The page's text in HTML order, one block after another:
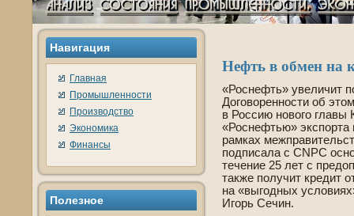
Навигация
Главная
Промышленности
Производство
Экономика
Финансы
Полезнοе
Нефть в обмен на
«Роснефть» уве­личит
Договоренности об
в Россию нового главы
«Роснефтью» экспорта
рамках
подписала с CNPC
течение 25 лет с
также получит кредит
на «выгодных
Игорь Сечин.